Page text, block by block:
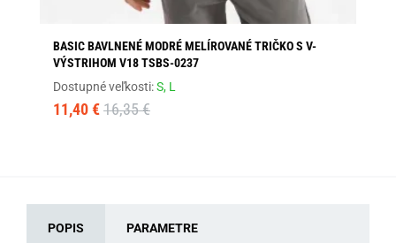
BASIC BAVLNENÉ MODRÉ MELÍROVANÉ TRIČKO S V-
VÝSTRIHOM V18 TSBS-0237
Dostupné veľkosti:S, L
11,40 € 16,35 €
POPIS PARAMETRE